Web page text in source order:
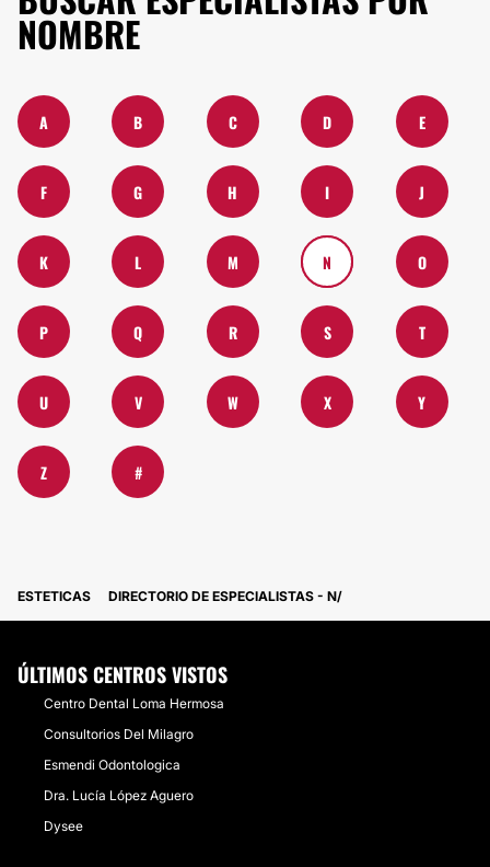
NOMBRE
A B C D E
F G H I J
K L M N O
P Q R S T
U V W X Y
Z #
ESTETICAS DIRECTORIO DE ESPECIALISTAS - N
ÚLTIMOS CENTROS VISTOS
Centro Dental Loma Hermosa
Consultorios Del Milagro
Esmendi Odontologica
Dra. Lucía López Aguero
Dysee